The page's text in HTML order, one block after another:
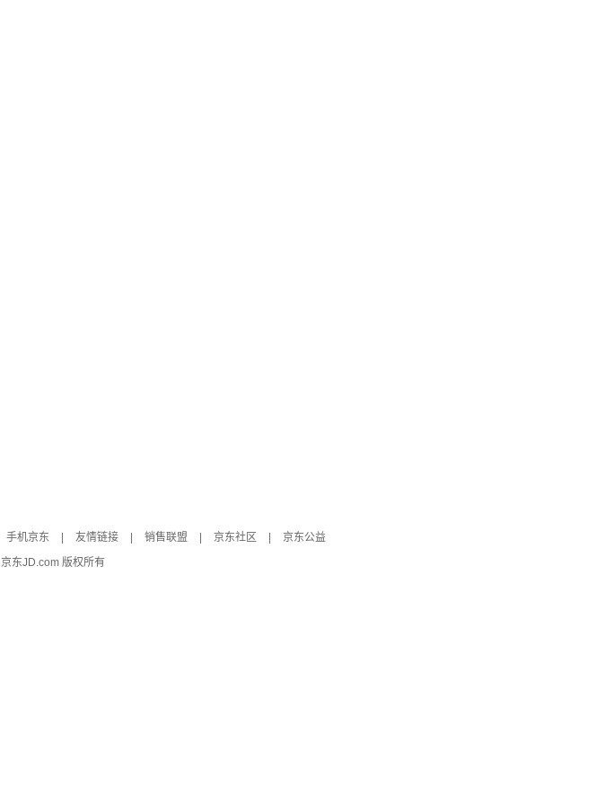
手机京东 友情链接 销售联盟 京东社区
京东公益
京东JD.com 版权所有